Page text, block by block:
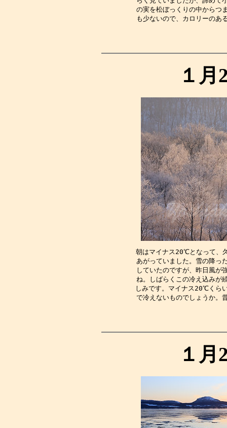
の実を松ぼっくりの中からつ
も少ないので、カロリ
１月
朝はマイナス20℃となって、
あがっていました。雪の降っ
していたのですが、昨日風が
ね。しばらくこの冷え込みが
しみです。マイナス20℃くら
で冷えないものでしょうか
１月